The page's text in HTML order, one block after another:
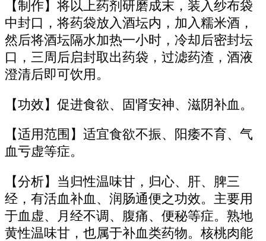
【制作】将以上药剂研磨成末，装入纱布袋
中封口，将药袋放入酒坛内，加入糯米酒，
然后将酒坛隔水加热一小时，冷却后密封坛
口，三周后启封取出药袋，过滤药渣，酒液
澄清后即可饮用。
【功效】促进食欲、固肾安神、滋阴补血。
【适用范围】适宜食欲不振、阳痿不育、气
血亏虚等症。
【分析】当归性温味甘，归心、肝、脾三
经，有活血补血、润肠通便之功效。主要用
于血虚、月经不调、腹痛、便秘等症。熟地
黄性温味甘，也属于补血类药物。核桃肉能